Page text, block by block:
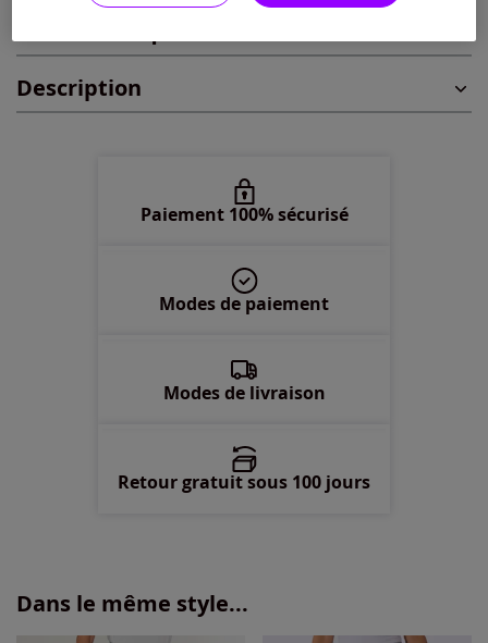
48 -Disponible dans 2 semaines
Disponible dans 2 semaines
Disponible dans 2 semaines
Disponible dans 2 semaines
Description
Paiement 100% sécurisé
Modes de paiement
Modes de livraison
Retour gratuit sous 100 jours
Dans le même style...